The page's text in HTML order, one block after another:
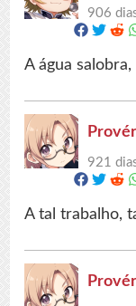
906
A água
921
A tal trabalho,